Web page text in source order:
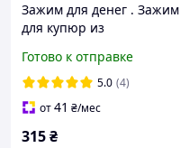
Зажим для денег . Зажим
для купюр из
Кожаный коричневый
зажим мужской. Кожаный
подарок
Готово к отправке
5.0 (4)
от41 ₴/мес
315₴